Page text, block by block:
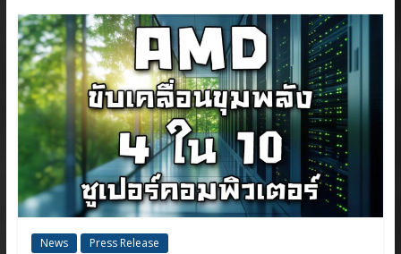
News Press Release